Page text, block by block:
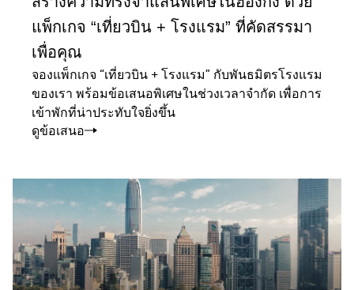
แพ็กเกจ “เที่ยวบิน + โรงแรม” ที่คัดสรรมา
เพื่อคุณ
จองแพ็กเกจ “เที่ยวบิน + โรงแรม” กับพันธมิตรโรงแรม
ของเรา พร้อมข้อเสนอพิเศษในช่วงเวลาจำกัด เพื่อการ
เข้าพักที่น่าประทับใจยิ่งขึ้น
ดูข้อเสนอ